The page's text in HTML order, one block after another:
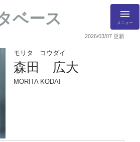
ベース メニュー
2026/03/07 更新
モリタ コウダイ
森田 広大
MORITA KODAI